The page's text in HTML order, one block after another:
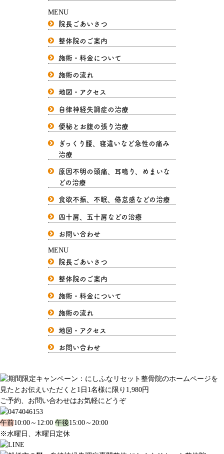
MENU
院長ごあいさつ
整体院のご案内
施術・料金について
施術の流れ
地図・アクセス
自律神経失調症の治療
便秘とお腹の張り治療
ぎっくり腰、寝違いなど急性の痛み
治療
原因不明の頭痛、耳鳴り、めまいな
どの治療
食欲不振、不眠、倦怠感などの治療
四十肩、五十肩などの治療
お問い合わせ
MENU
院長ごあいさつ
整体院のご案内
施術・料金について
施術の流れ
地図・アクセス
お問い合わせ
ご予約、お問い合わせはお気軽にどうぞ
午前10:00～12:00 午後15:00～20:00
※水曜日、木曜日定休